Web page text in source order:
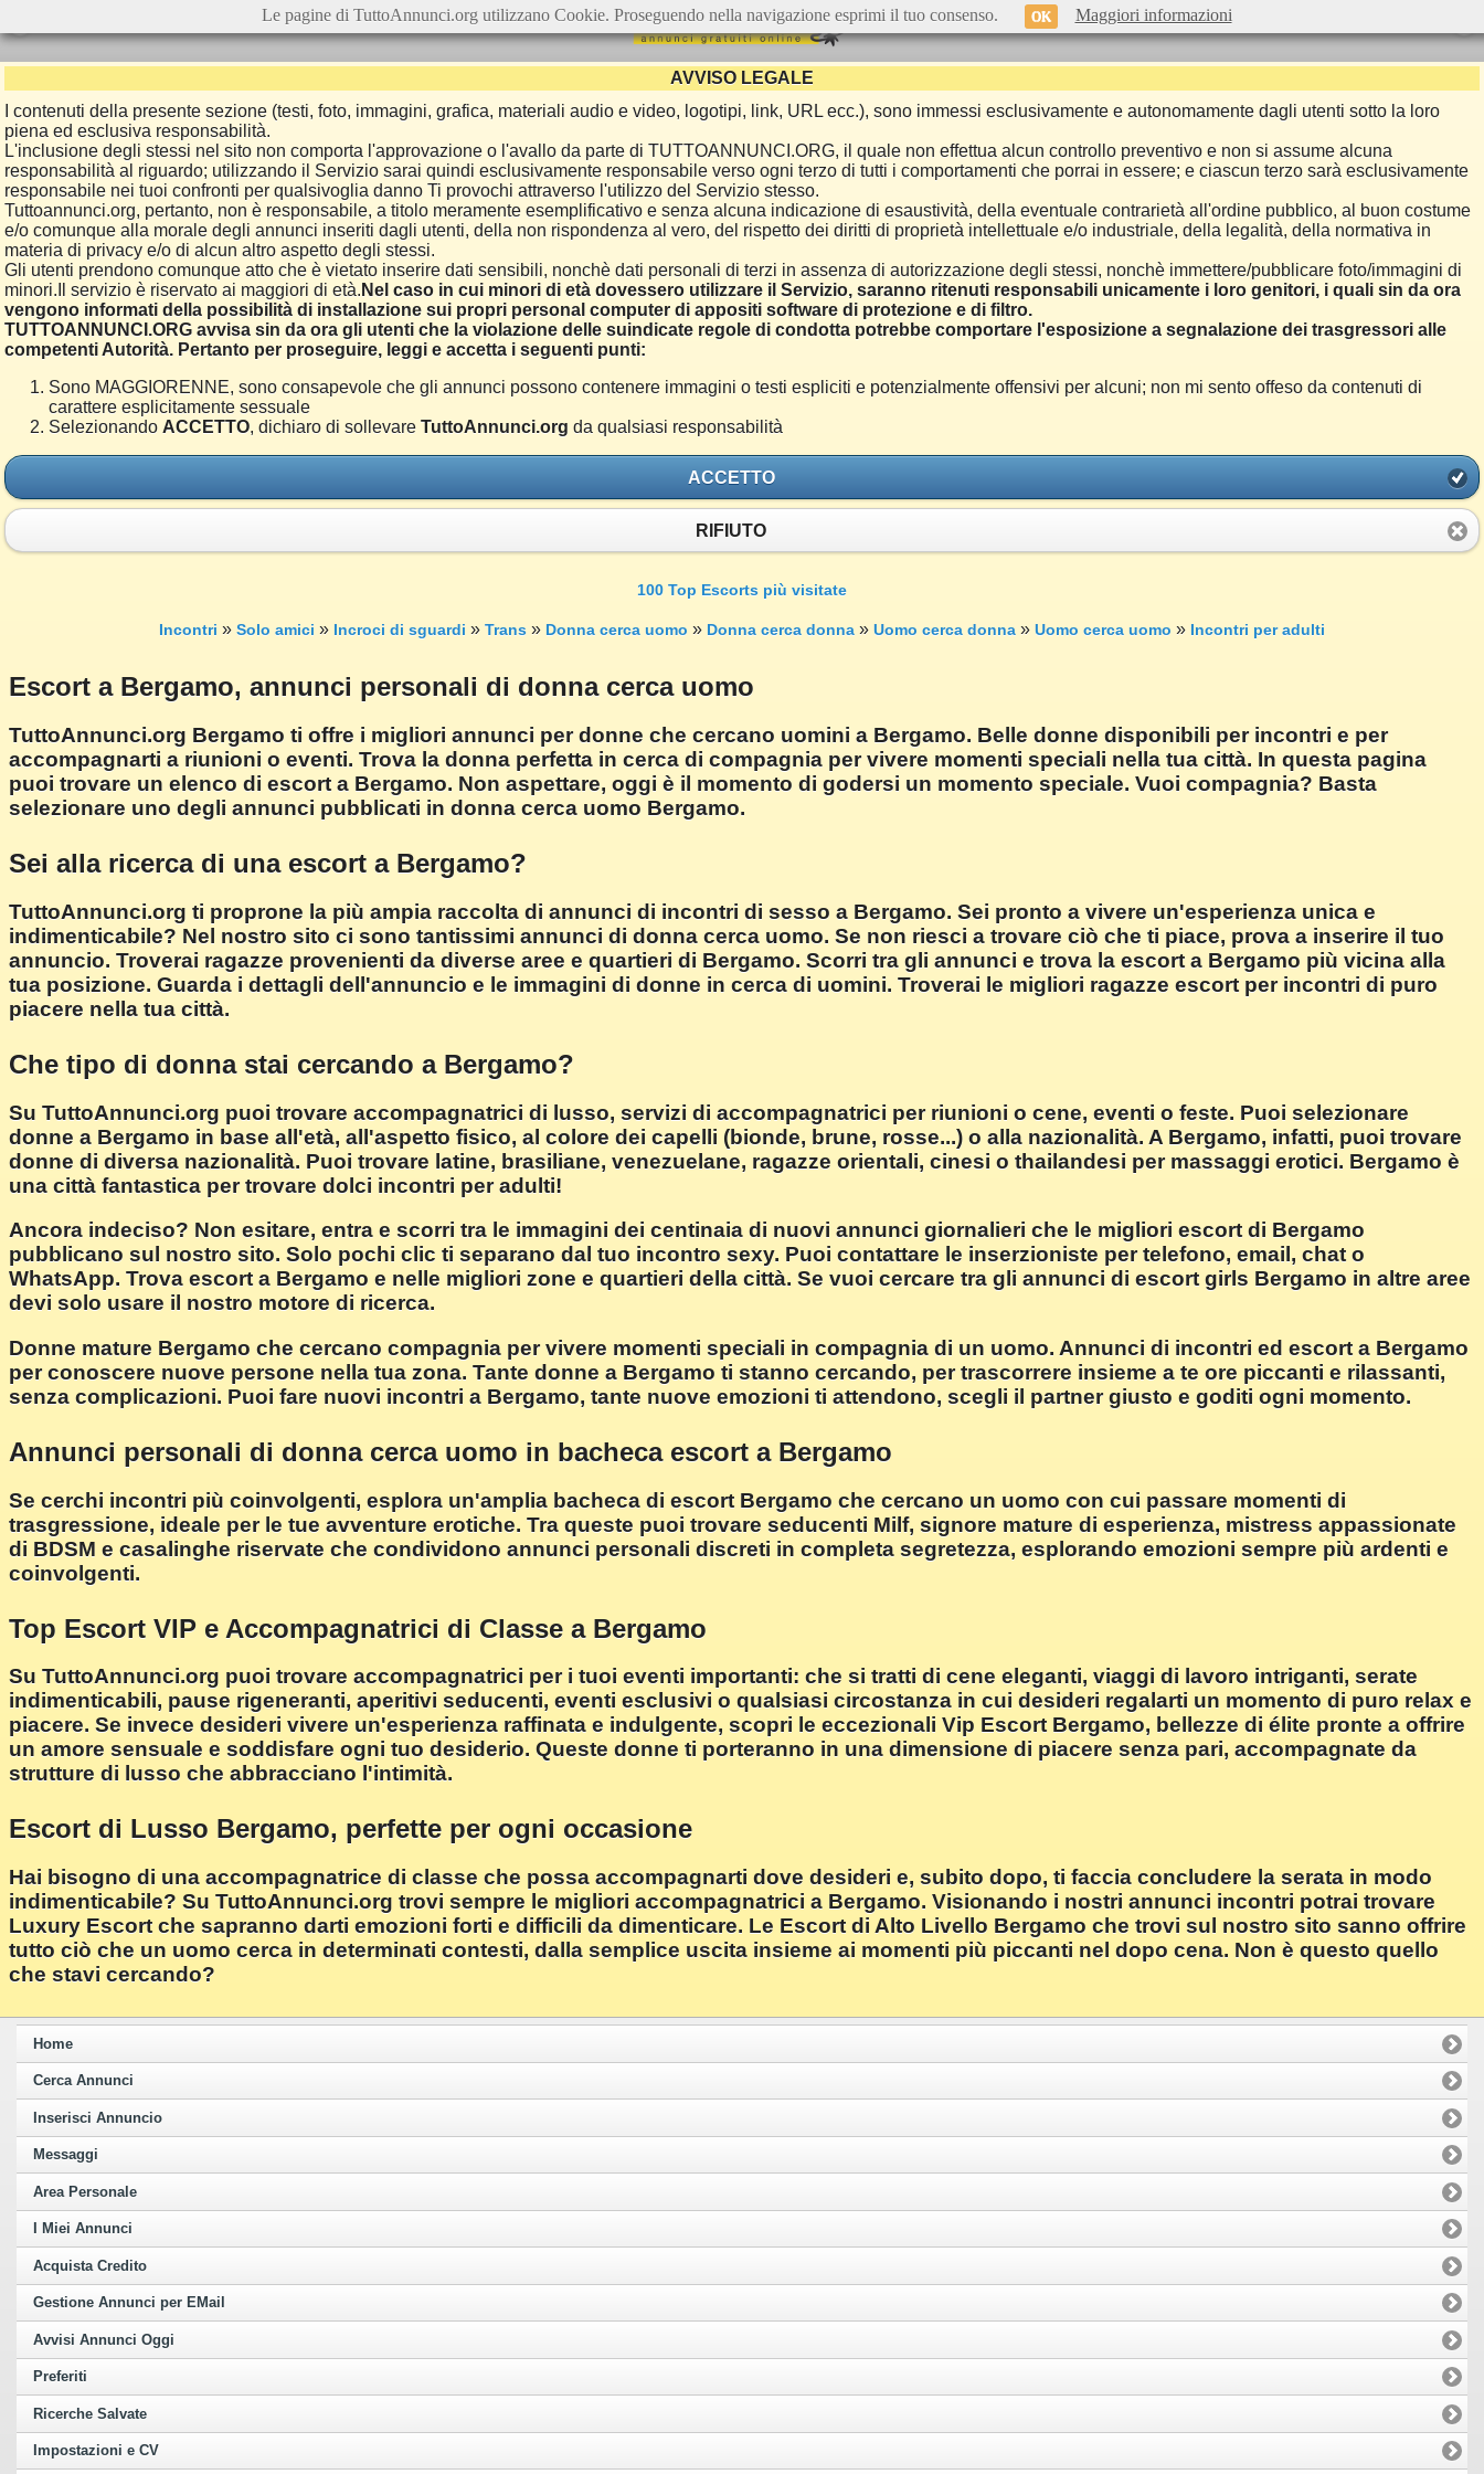
AVVISO LEGALE
I contenuti della presente sezione (testi, foto, immagini, grafica, materiali audio e video, logotipi, link, URL ecc.), sono immessi esclusivamente e autonomamente dagli utenti sotto la loro
piena ed esclusiva responsabilità.
L'inclusione degli stessi nel sito non comporta l'approvazione o l'avallo da parte di TUTTOANNUNCI.ORG, il quale non effettua alcun controllo preventivo e non si assume alcuna
responsabilità al riguardo; utilizzando il Servizio sarai quindi esclusivamente responsabile verso ogni terzo di tutti i comportamenti che porrai in essere; e ciascun terzo sarà esclusivamente
responsabile nei tuoi confronti per qualsivoglia danno Ti provochi attraverso l'utilizzo del Servizio stesso.
Tuttoannunci.org, pertanto, non è responsabile, a titolo meramente esemplificativo e senza alcuna indicazione di esaustività, della eventuale contrarietà all'ordine pubblico, al buon costume
e/o comunque alla morale degli annunci inseriti dagli utenti, della non rispondenza al vero, del rispetto dei diritti di proprietà intellettuale e/o industriale, della legalità, della normativa in
materia di privacy e/o di alcun altro aspetto degli stessi.
Gli utenti prendono comunque atto che è vietato inserire dati sensibili, nonchè dati personali di terzi in assenza di autorizzazione degli stessi, nonchè immettere/pubblicare foto/immagini di
minori.Il servizio è riservato ai maggiori di età. Nel caso in cui minori di età dovessero utilizzare il Servizio, saranno ritenuti responsabili unicamente i loro genitori, i quali sin da ora
vengono informati della possibilità di installazione sui propri personal computer di appositi software di protezione e di filtro.
TUTTOANNUNCI.ORG avvisa sin da ora gli utenti che la violazione delle suindicate regole di condotta potrebbe comportare l'esposizione a segnalazione dei trasgressori alle
competenti Autorità. Pertanto per proseguire, leggi e accetta i seguenti punti:
Sono MAGGIORENNE, sono consapevole che gli annunci possono contenere immagini o testi espliciti e potenzialmente offensivi per alcuni; non mi sento offeso da contenuti di
carattere esplicitamente sessuale
Selezionando ACCETTO, dichiaro di sollevare TuttoAnnunci.org da qualsiasi responsabilità
ACCETTO
RIFIUTO
100 Top Escorts più visitate
Incontri » Solo amici » Incroci di sguardi » Trans » Donna cerca uomo » Donna cerca donna » Uomo cerca donna » Uomo cerca uomo » Incontri per adulti
Escort a Bergamo, annunci personali di donna cerca uomo
TuttoAnnunci.org Bergamo ti offre i migliori annunci per donne che cercano uomini a Bergamo. Belle donne disponibili per incontri e per
accompagnarti a riunioni o eventi. Trova la donna perfetta in cerca di compagnia per vivere momenti speciali nella tua città. In questa pagina
puoi trovare un elenco di escort a Bergamo. Non aspettare, oggi è il momento di godersi un momento speciale. Vuoi compagnia? Basta
selezionare uno degli annunci pubblicati in donna cerca uomo Bergamo.
Sei alla ricerca di una escort a Bergamo?
TuttoAnnunci.org ti proprone la più ampia raccolta di annunci di incontri di sesso a Bergamo. Sei pronto a vivere un'esperienza unica e
indimenticabile? Nel nostro sito ci sono tantissimi annunci di donna cerca uomo. Se non riesci a trovare ciò che ti piace, prova a inserire il tuo
annuncio. Troverai ragazze provenienti da diverse aree e quartieri di Bergamo. Scorri tra gli annunci e trova la escort a Bergamo più vicina alla
tua posizione. Guarda i dettagli dell'annuncio e le immagini di donne in cerca di uomini. Troverai le migliori ragazze escort per incontri di puro
piacere nella tua città.
Che tipo di donna stai cercando a Bergamo?
Su TuttoAnnunci.org puoi trovare accompagnatrici di lusso, servizi di accompagnatrici per riunioni o cene, eventi o feste. Puoi selezionare
donne a Bergamo in base all'età, all'aspetto fisico, al colore dei capelli (bionde, brune, rosse...) o alla nazionalità. A Bergamo, infatti, puoi trovare
donne di diversa nazionalità. Puoi trovare latine, brasiliane, venezuelane, ragazze orientali, cinesi o thailandesi per massaggi erotici. Bergamo è
una città fantastica per trovare dolci incontri per adulti!
Ancora indeciso? Non esitare, entra e scorri tra le immagini dei centinaia di nuovi annunci giornalieri che le migliori escort di Bergamo
pubblicano sul nostro sito. Solo pochi clic ti separano dal tuo incontro sexy. Puoi contattare le inserzioniste per telefono, email, chat o
WhatsApp. Trova escort a Bergamo e nelle migliori zone e quartieri della città. Se vuoi cercare tra gli annunci di escort girls Bergamo in altre aree
devi solo usare il nostro motore di ricerca.
Donne mature Bergamo che cercano compagnia per vivere momenti speciali in compagnia di un uomo. Annunci di incontri ed escort a Bergamo
per conoscere nuove persone nella tua zona. Tante donne a Bergamo ti stanno cercando, per trascorrere insieme a te ore piccanti e rilassanti,
senza complicazioni. Puoi fare nuovi incontri a Bergamo, tante nuove emozioni ti attendono, scegli il partner giusto e goditi ogni momento.
Annunci personali di donna cerca uomo in bacheca escort a Bergamo
Se cerchi incontri più coinvolgenti, esplora un'amplia bacheca di escort Bergamo che cercano un uomo con cui passare momenti di
trasgressione, ideale per le tue avventure erotiche. Tra queste puoi trovare seducenti Milf, signore mature di esperienza, mistress appassionate
di BDSM e casalinghe riservate che condividono annunci personali discreti in completa segretezza, esplorando emozioni sempre più ardenti e
coinvolgenti.
Top Escort VIP e Accompagnatrici di Classe a Bergamo
Su TuttoAnnunci.org puoi trovare accompagnatrici per i tuoi eventi importanti: che si tratti di cene eleganti, viaggi di lavoro intriganti, serate
indimenticabili, pause rigeneranti, aperitivi seducenti, eventi esclusivi o qualsiasi circostanza in cui desideri regalarti un momento di puro relax e
piacere. Se invece desideri vivere un'esperienza raffinata e indulgente, scopri le eccezionali Vip Escort Bergamo, bellezze di élite pronte a offrire
un amore sensuale e soddisfare ogni tuo desiderio. Queste donne ti porteranno in una dimensione di piacere senza pari, accompagnate da
strutture di lusso che abbracciano l'intimità.
Escort di Lusso Bergamo, perfette per ogni occasione
Hai bisogno di una accompagnatrice di classe che possa accompagnarti dove desideri e, subito dopo, ti faccia concludere la serata in modo
indimenticabile? Su TuttoAnnunci.org trovi sempre le migliori accompagnatrici a Bergamo. Visionando i nostri annunci incontri potrai trovare
Luxury Escort che sapranno darti emozioni forti e difficili da dimenticare. Le Escort di Alto Livello Bergamo che trovi sul nostro sito sanno offrire
tutto ciò che un uomo cerca in determinati contesti, dalla semplice uscita insieme ai momenti più piccanti nel dopo cena. Non è questo quello
che stavi cercando?
Home
Cerca Annunci
Inserisci Annuncio
Messaggi
Area Personale
I Miei Annunci
Acquista Credito
Gestione Annunci per EMail
Avvisi Annunci Oggi
Preferiti
Ricerche Salvate
Impostazioni e CV
Le pagine di TuttoAnnunci.org utilizzano Cookie. Proseguendo nella navigazione esprimi il tuo consenso. OK Maggiori informazioni